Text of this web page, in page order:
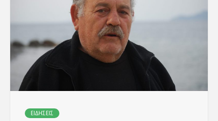
ΕΙΔΗΣΕΙΣ